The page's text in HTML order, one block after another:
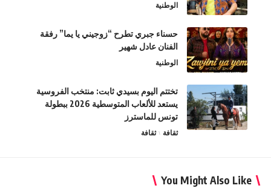
الوطنية
حسناء جبري تطرح “زوجيني يا يما” رفقة
الفنان عادل شهير
الوطنية
تختتم اليوم بسيدي ثابت: منتخب الفروسية
يستعد للألعاب المتوسطية 2026 ببطولة
تونس للماسترز
ثقافة ثقافة
You Might Also Like